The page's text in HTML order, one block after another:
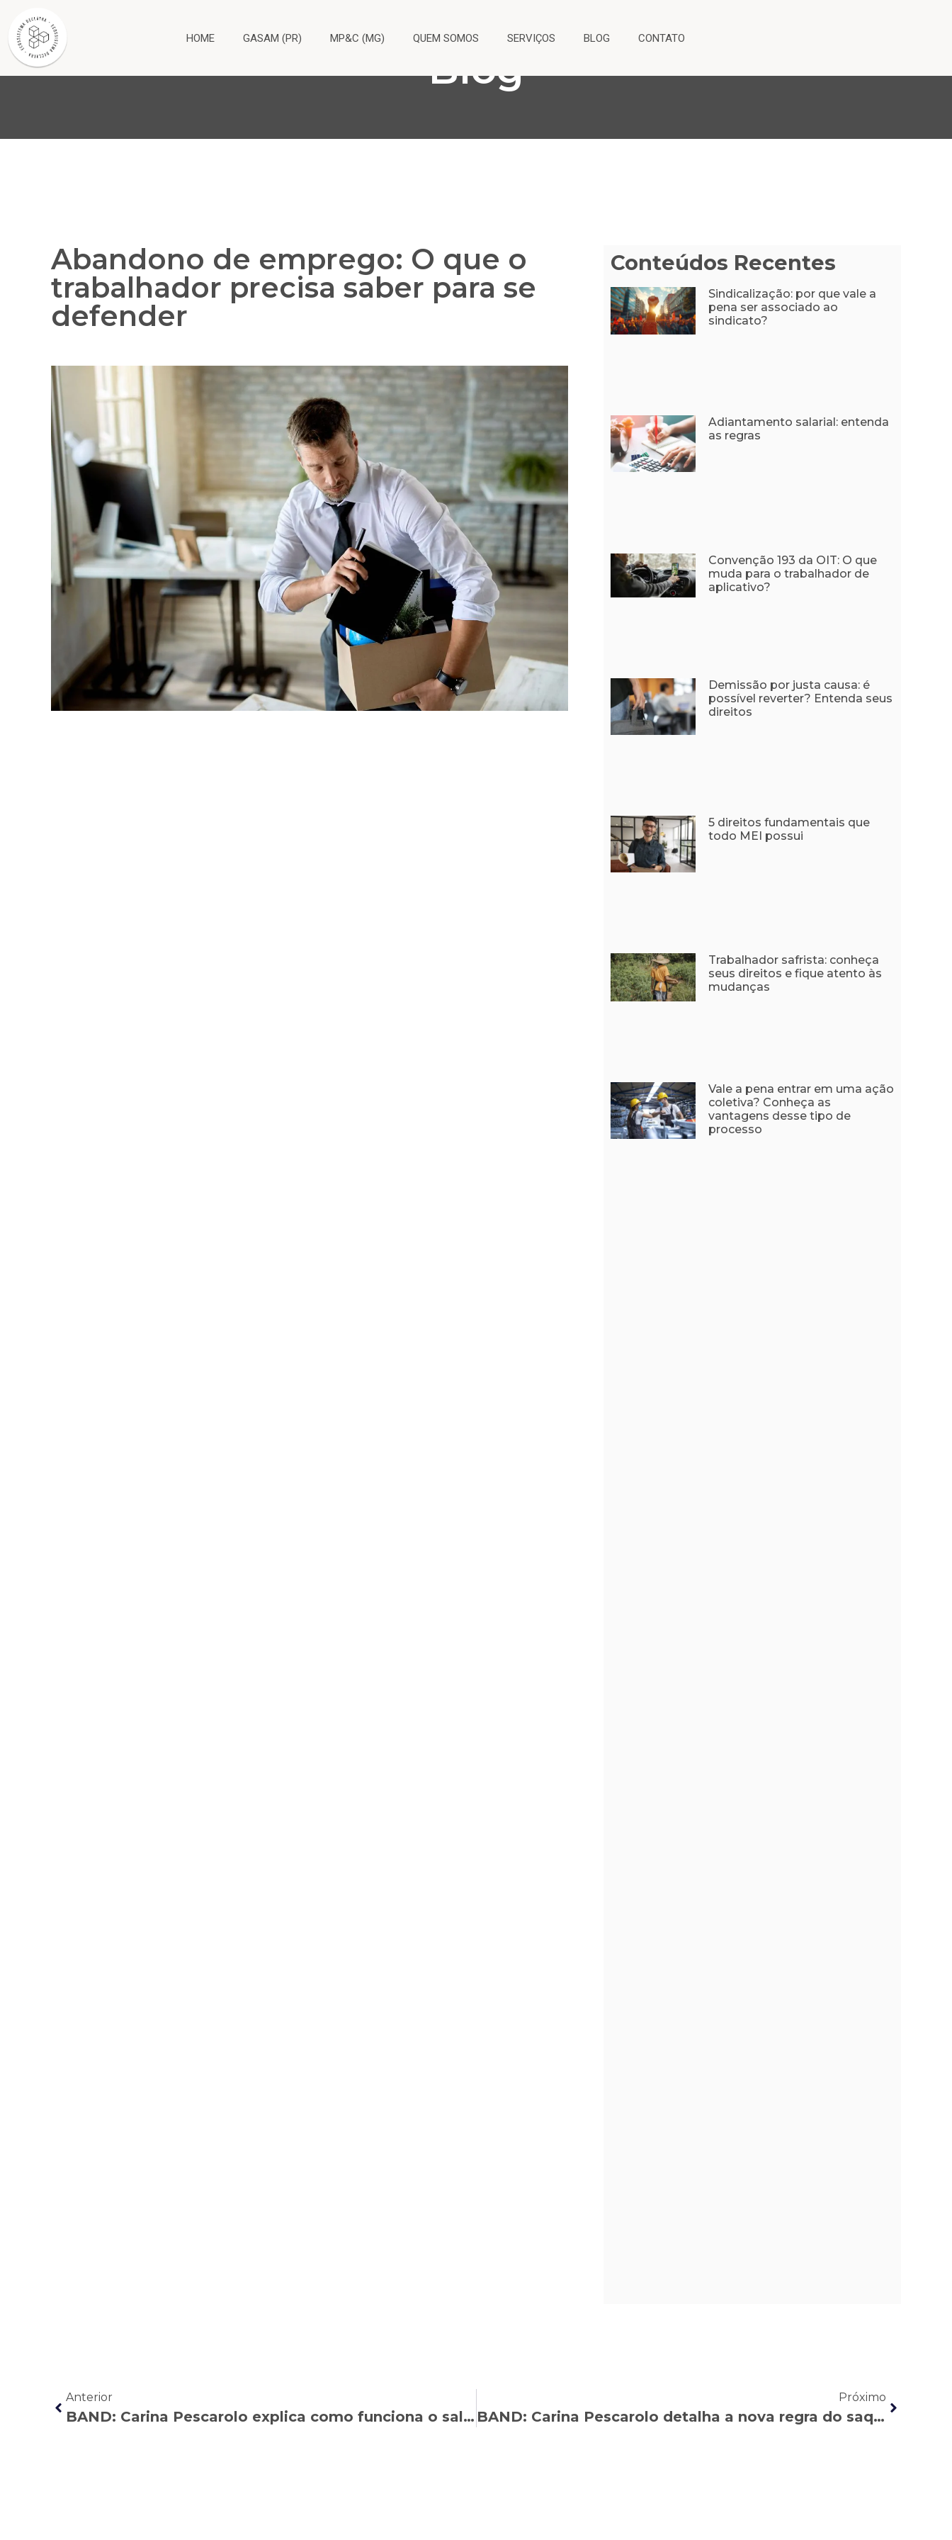
HOME GASAM (PR) MP&C (MG) QUEM SOMOS SERVIÇOS BLOG CONTATO
Blog
Abandono de emprego: O que o
trabalhador precisa saber para se
defender
Conteúdos Recentes
Sindicalização: por que vale a
pena ser associado ao
sindicato?
Adiantamento salarial: entenda
as regras
Convenção 193 da OIT: O que
muda para o trabalhador de
aplicativo?
Demissão por justa causa: é
possível reverter? Entenda seus
direitos
5 direitos fundamentais que
todo MEI possui
Trabalhador safrista: conheça
seus direitos e fique atento às
mudanças
Vale a pena entrar em uma ação
coletiva? Conheça as
vantagens desse tipo de
processo
Anterior
BAND: Carina Pescarolo explica como funciona o salário maternidade para mulheres desempregadas
Próximo
BAND: Carina Pescarolo detalha a nova regra do saque-aniversário do FGTS